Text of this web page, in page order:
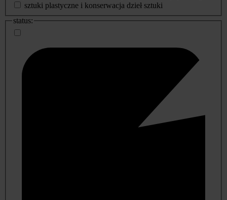
sztuki plastyczne i konserwacja dzieł sztuki
status: